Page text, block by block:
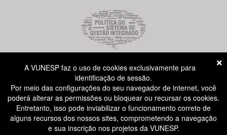
RUA DONA GERMAINE BURCHARD, 515
ÁGUA BRANCA - SÃO PAULO SP
CEP: 05002-062
ATENDIMENTO AO CANDIDATO
A VUNESP faz o uso de cookies exclusivamente para
identificação de sessão.
Por meio das configurações do seu navegador de internet, você
poderá alterar as permissões ou bloquear ou recursar os cookies.
Entretanto, isso pode inviabilizar o funcionamento correto de
alguns recursos dos nossos sites, comprometendo a navegação
e sua inscrição nos projetos da VUNESP.